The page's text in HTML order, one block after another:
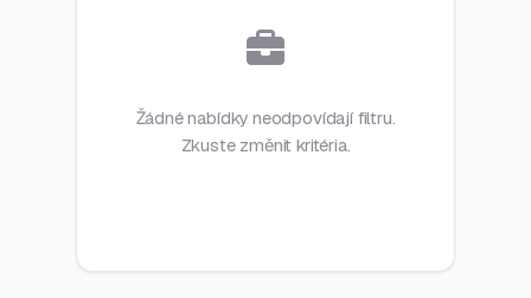
Žádné nabídky neodpovídají filtru.
Zkuste změnit kritéria.